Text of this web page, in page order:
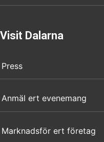
Visit Dalarna
Press
Anmäl ert evenemang
Marknadsför ert företag